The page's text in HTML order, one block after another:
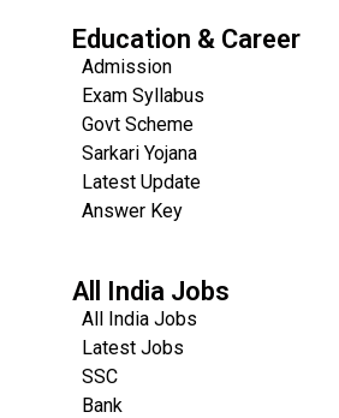
Education & Career
Admission
Exam Syllabus
Govt Scheme
Sarkari Yojana
Latest Update
Answer Key
All India Jobs
All India Jobs
Latest Jobs
SSC
Bank